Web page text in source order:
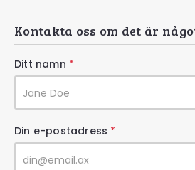
Kontakta oss om det är
Ditt namn *
Din e-postadress *